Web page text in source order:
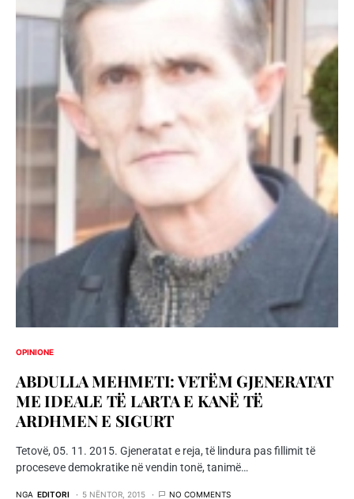
OPINIONE
ABDULLA MEHMETI: VETËM GJENERATAT
ME IDEALE TË LARTA E KANË TË
ARDHMEN E SIGURT
Tetovë, 05. 11. 2015. Gjeneratat e reja, të lindura pas fillimit të
proceseve demokratike në vendin tonë, tanimë…
NGA EDITORI 5 NËNTOR, 2015 NO COMMENTS